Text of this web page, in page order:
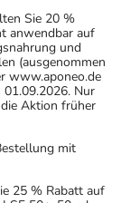
Sie 20 %
anwendbar auf
und
(ausgenommen
www.aponeo.de
Nur
Aktion früher
mit
25 % Rabatt auf